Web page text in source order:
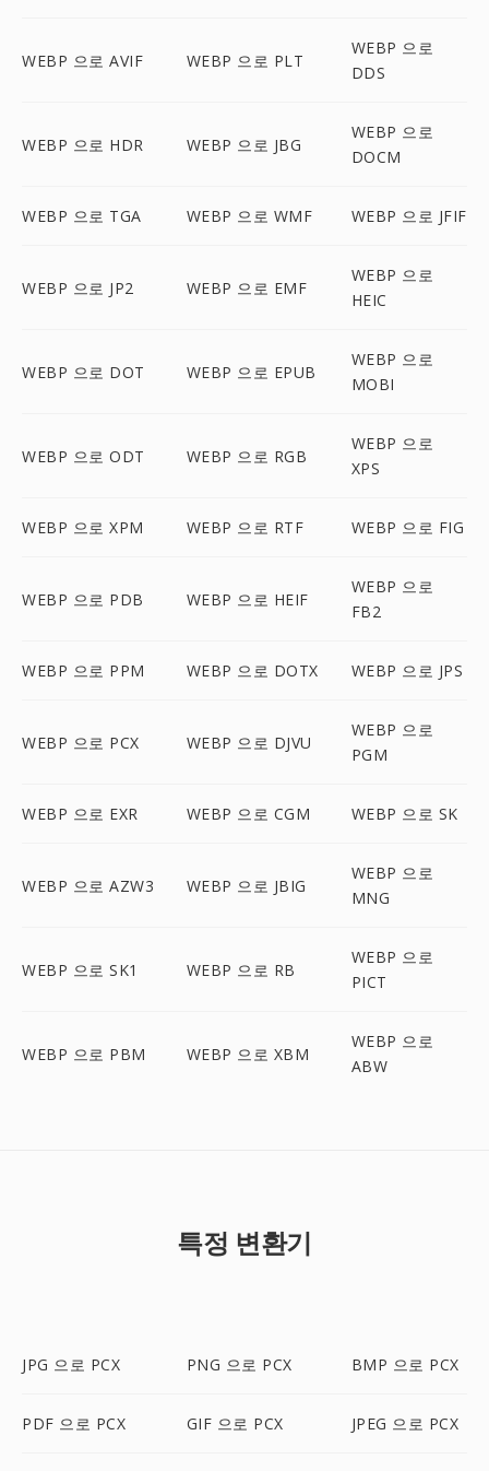
WEBP 으로 AVIF WEBP 으로 PLT
WEBP 으로
DDS
WEBP 으로 HDR WEBP 으로 JBG
WEBP 으로
DOCM
WEBP 으로 TGA WEBP 으로 WMF WEBP 으로 JFIF
WEBP 으로 JP2 WEBP 으로 EMF
WEBP 으로
HEIC
WEBP 으로 DOT WEBP 으로 EPUB
WEBP 으로
MOBI
WEBP 으로 ODT WEBP 으로 RGB
WEBP 으로
XPS
WEBP 으로 XPM WEBP 으로 RTF WEBP 으로 FIG
WEBP 으로 PDB WEBP 으로 HEIF
WEBP 으로
FB2
WEBP 으로 PPM WEBP 으로 DOTX WEBP 으로 JPS
WEBP 으로 PCX WEBP 으로 DJVU
WEBP 으로
PGM
WEBP 으로 EXR WEBP 으로 CGM WEBP 으로 SK
WEBP 으로 AZW3 WEBP 으로 JBIG
WEBP 으로
MNG
WEBP 으로 SK1 WEBP 으로 RB
WEBP 으로
PICT
WEBP 으로 PBM WEBP 으로 XBM
WEBP 으로
ABW
특정 변환기
JPG 으로 PCX PNG 으로 PCX BMP 으로 PCX
PDF 으로 PCX GIF 으로 PCX JPEG 으로 PCX